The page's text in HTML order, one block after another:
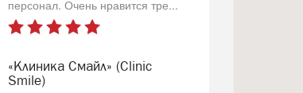
персонал. Очень нравится тре...
«Клиника Смайл» (Clinic
Smile)